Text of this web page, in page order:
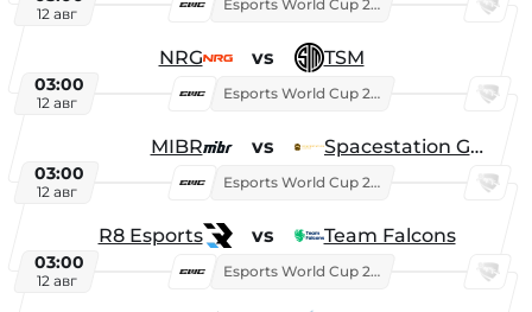
12 авг
Esports World Cup 2026
NRG vs TSM
03:00
12 авг
Esports World Cup 2026
MIBR vs Spacestation Gaming
03:00
12 авг
Esports World Cup 2026
R8 Esports vs Team Falcons
03:00
12 авг
Esports World Cup 2026